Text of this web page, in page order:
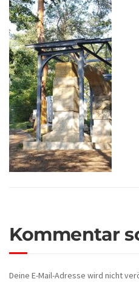
Kommentar
Deine E-Mail-Adresse wird nicht